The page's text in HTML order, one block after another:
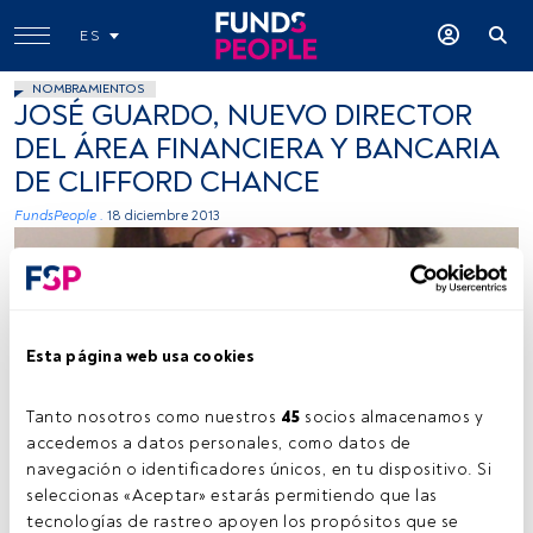
Esta página web usa cookies
Tanto nosotros como nuestros 45 socios almacenamos y
accedemos a datos personales, como datos de
navegación o identificadores únicos, en tu dispositivo. Si
seleccionas «Aceptar» estarás permitiendo que las
tecnologías de rastreo apoyen los propósitos que se
ES
NOMBRAMIENTOS
JOSÉ GUARDO, NUEVO DIRECTOR
DEL ÁREA FINANCIERA Y BANCARIA
DE CLIFFORD CHANCE
FundsPeople . 18 diciembre 2013
Imagen cedida
Tiempo lectura: 1 min.